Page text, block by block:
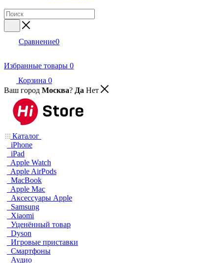
Сравнение0
Избранные товары 0
Корзина 0
Ваш город Москва? Да Нет
Каталог
iPhone
iPad
Apple Watch
Apple AirPods
MacBook
Apple Mac
Аксессуары Apple
Samsung
Xiaomi
Уценённый товар
Dyson
Игровые приставки
Смартфоны
Аудио